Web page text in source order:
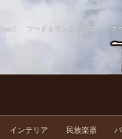
〕 フードトランスポーター タ
インテリア 民族楽器